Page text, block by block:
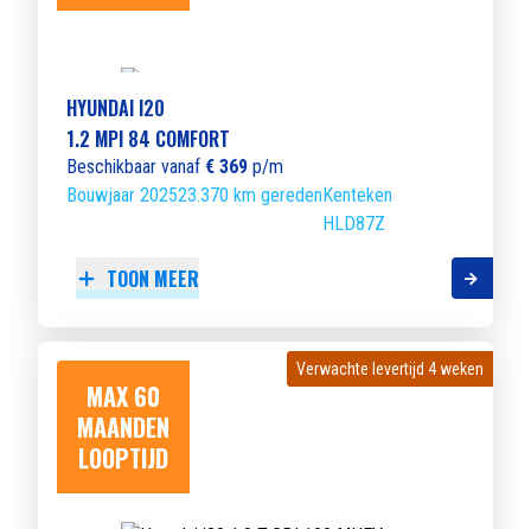
HYUNDAI I20
1.2 MPI 84 COMFORT
Beschikbaar vanaf € 369 p/m
Bouwjaar 202523.370 km geredenKenteken
HLD87Z
TOON MEER
MAX 60
MAANDEN
LOOPTIJD
Verwachte levertijd 4 weken
Verwachte levertijd 4 weken